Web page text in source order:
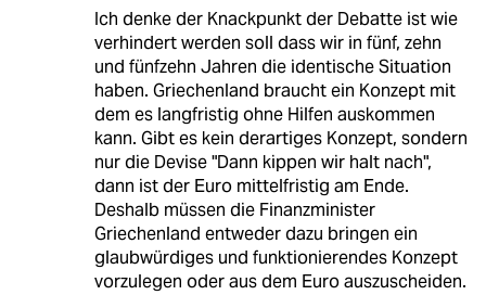
Ich denke der Knackpunkt der Debatte ist wie
verhindert werden soll dass wir in fünf, zehn
und fünfzehn Jahren die identische Situation
haben. Griechenland braucht ein Konzept mit
dem es langfristig ohne Hilfen auskommen
kann. Gibt es kein derartiges Konzept, sondern
nur die Devise "Dann kippen wir halt nach",
dann ist der Euro mittelfristig am Ende.
Deshalb müssen die Finanzminister
Griechenland entweder dazu bringen ein
glaubwürdiges und funktionierendes Konzept
vorzulegen oder aus dem Euro auszuscheiden.